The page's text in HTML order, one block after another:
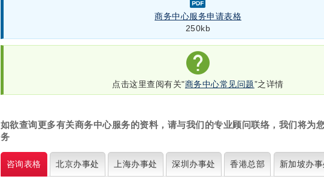
商务中心服务申请表格
250kb
点击这里查阅有关"商务中心常见问题”之详情
如欲查询更多有关商务中心服务的资料，请与我们的专业顾问联络，我们将为
务
咨询表格 北京办事处 上海办事处 深圳 办事处 香港总部 新加坡办事